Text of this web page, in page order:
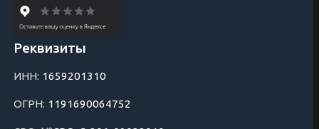
Реквизиты
ИНН: 1659201310
ОГРН: 1191690064752